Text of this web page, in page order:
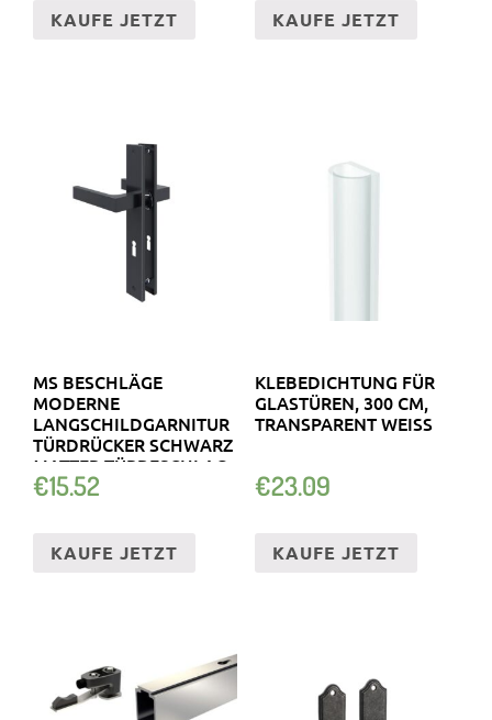
KAUFE JETZT KAUFE JETZT
MS BESCHLÄGE
MODERNE
LANGSCHILDGARNITUR
TÜRDRÜCKER SCHWARZ
MATTER TÜRBESCHLAG
€15.52
KAUFE JETZT
KLEBEDICHTUNG FÜR
GLASTÜREN, 300 CM,
TRANSPARENT WEISS
€23.09
KAUFE JETZT